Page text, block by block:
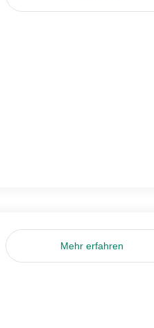
Mehr erfahren